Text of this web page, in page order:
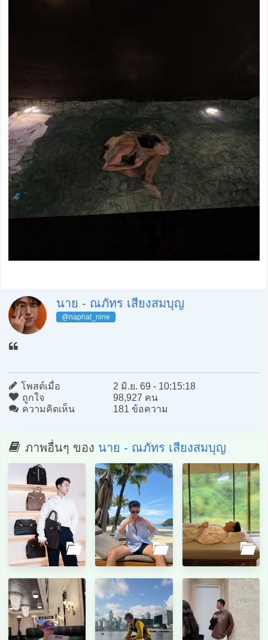
นาย - ณภัทร เสียงสมบุญ
@naphat_nine
โพสต์เมื่อ
2 มิ.ย. 69 - 10:15:18
ถูกใจ
98,927 คน
ความคิดเห็น
181 ข้อความ
ภาพอื่นๆ ของ นาย - ณภัทร เสียงสมบุญ